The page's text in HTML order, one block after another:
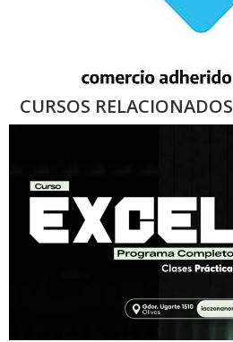
CURSOS RELACIONADOS